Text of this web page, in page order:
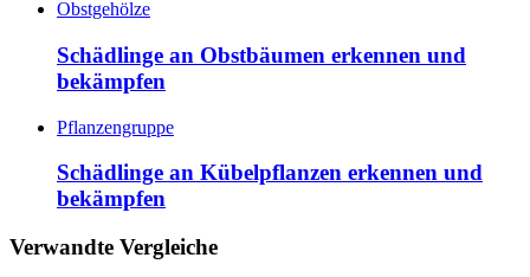
Obstgehölze
Schädlinge an Obstbäumen erkennen und
bekämpfen
Pflanzengruppe
Schädlinge an Kübelpflanzen erkennen und
bekämpfen
Verwandte Vergleiche